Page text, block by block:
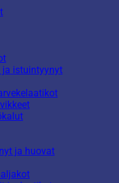
ja istuintyynyt
ja huovat